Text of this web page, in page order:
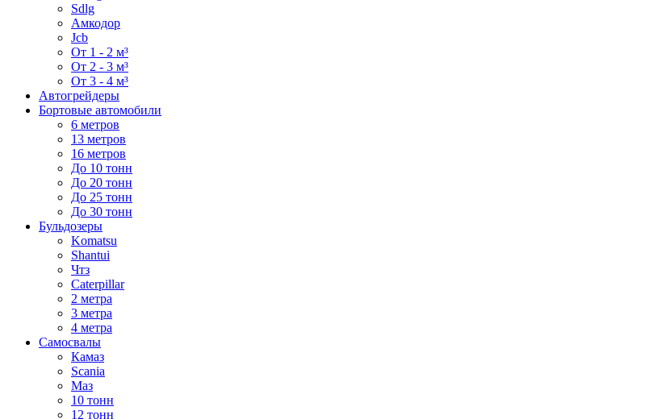
Sdlg
Амкодор
Jcb
От 1 - 2 м³
От 2 - 3 м³
От 3 - 4 м³
Автогрейдеры
Бортовые автомобили
6 метров
13 метров
16 метров
До 10 тонн
До 20 тонн
До 25 тонн
До 30 тонн
Бульдозеры
Komatsu
Shantui
Чтз
Caterpillar
2 метра
3 метра
4 метра
Самосвалы
Камаз
Scania
Маз
10 тонн
12 тонн